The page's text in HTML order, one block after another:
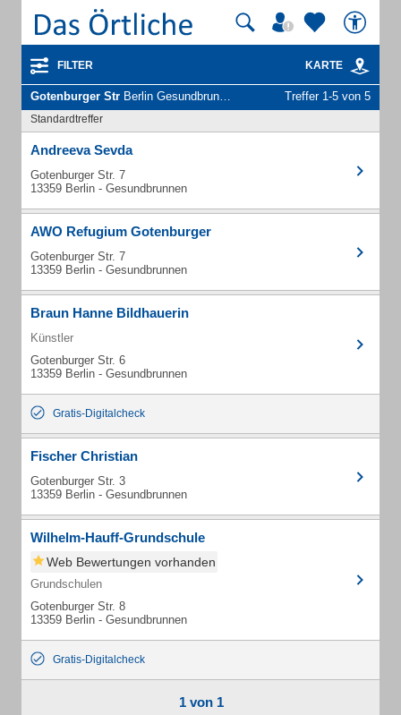
FILTER KARTE
Gotenburger Str Berlin Gesundbrunnen - Unternehmen und Personen Treffer 1-5 von 5
Standardtreffer
Andreeva Sevda
Gotenburger Str. 7
13359 Berlin - Gesundbrunnen
AWO Refugium Gotenburger
Gotenburger Str. 7
13359 Berlin - Gesundbrunnen
Braun Hanne Bildhauerin
Künstler
Gotenburger Str. 6
13359 Berlin - Gesundbrunnen
Gratis-Digitalcheck
Fischer Christian
Gotenburger Str. 3
13359 Berlin - Gesundbrunnen
Wilhelm-Hauff-Grundschule
Web Bewertungen vorhanden
Grundschulen
Gotenburger Str. 8
13359 Berlin - Gesundbrunnen
Gratis-Digitalcheck
1 von 1